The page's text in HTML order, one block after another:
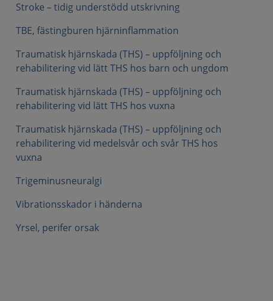
Stroke – tidig understödd utskrivning
TBE, fästingburen hjärninflammation
Traumatisk hjärnskada (THS) – uppföljning och
rehabilitering vid lätt THS hos barn och ungdom
Traumatisk hjärnskada (THS) – uppföljning och
rehabilitering vid lätt THS hos vuxna
Traumatisk hjärnskada (THS) – uppföljning och
rehabilitering vid medelsvår och svår THS hos
vuxna
Trigeminusneuralgi
Vibrationsskador i händerna
Yrsel, perifer orsak